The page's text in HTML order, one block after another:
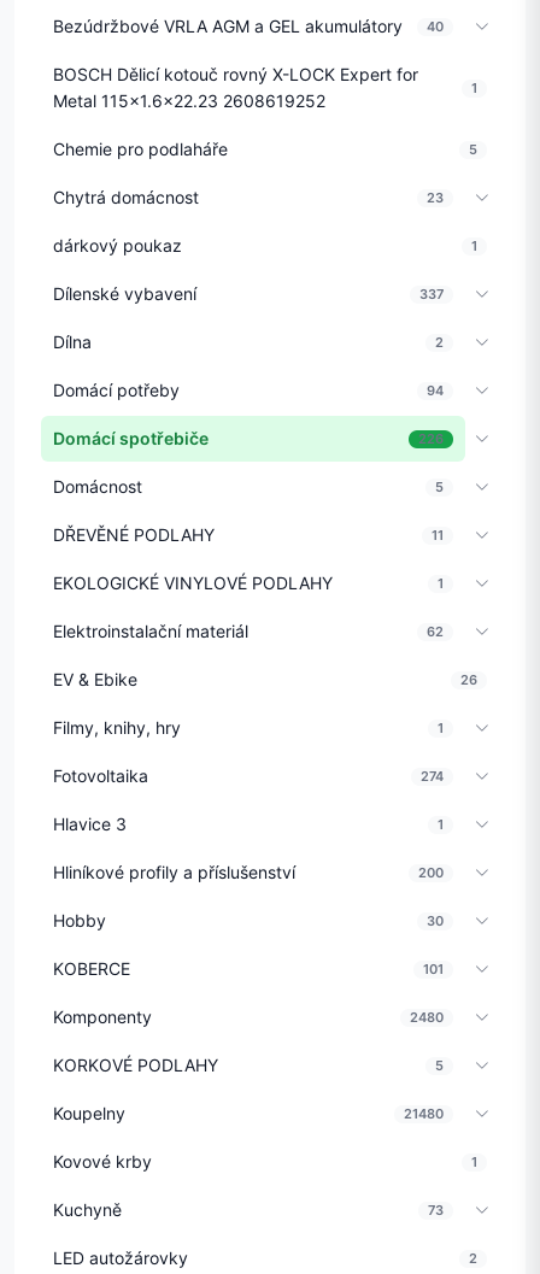
Bezúdržbové VRLA AGM a GEL akumulátory 40
BOSCH Dělicí kotouč rovný X-LOCK Expert for
Metal 115x1.6x22.23 2608619252
1
Chemie pro podlaháře 5
Chytrá domácnost 23
dárkový poukaz 1
Dílenské vybavení 337
Dílna 2
Domácí potřeby 94
Domácí spotřebiče 226
Domácnost 5
DŘEVĚNÉ PODLAHY 11
EKOLOGICKÉ VINYLOVÉ PODLAHY 1
Elektroinstalační materiál 62
EV & Ebike 26
Filmy, knihy, hry 1
Fotovoltaika 274
Hlavice 3 1
Hliníkové profily a příslušenství 200
Hobby 30
KOBERCE 101
Komponenty 2480
KORKOVÉ PODLAHY 5
Koupelny 21480
Kovové krby 1
Kuchyně 73
LED autožárovky 2